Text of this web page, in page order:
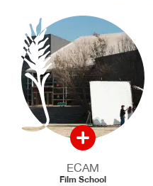
ECAM
Film School